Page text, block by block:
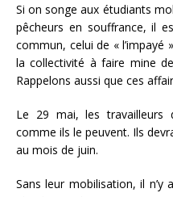
Si on songe aux étudiants
pêcheurs en souffrance, il
commun, celui de «
la collectivité à faire mine
Rappelons aussi que ces
Le 29 mai, les travailleurs
comme ils le peuvent. Ils
au mois de juin.
Sans leur mobilisation, il